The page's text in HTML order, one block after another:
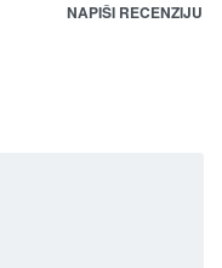
NAPIŠI RECENZIJU